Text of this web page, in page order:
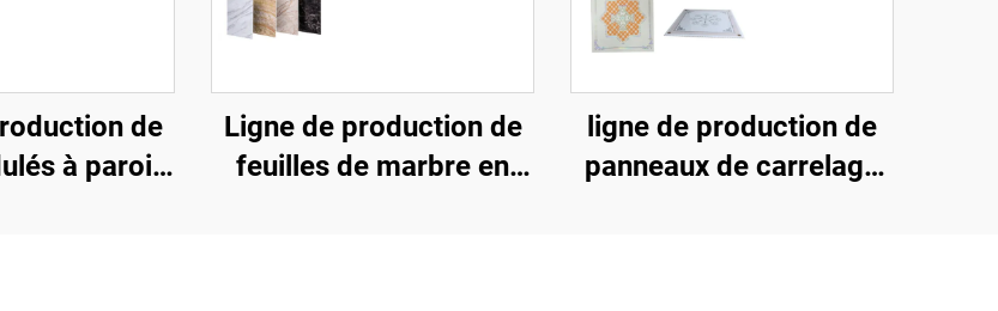
de
à paroi
Ligne de production de
feuilles de marbre en
ligne de production de
panneaux de carrelage